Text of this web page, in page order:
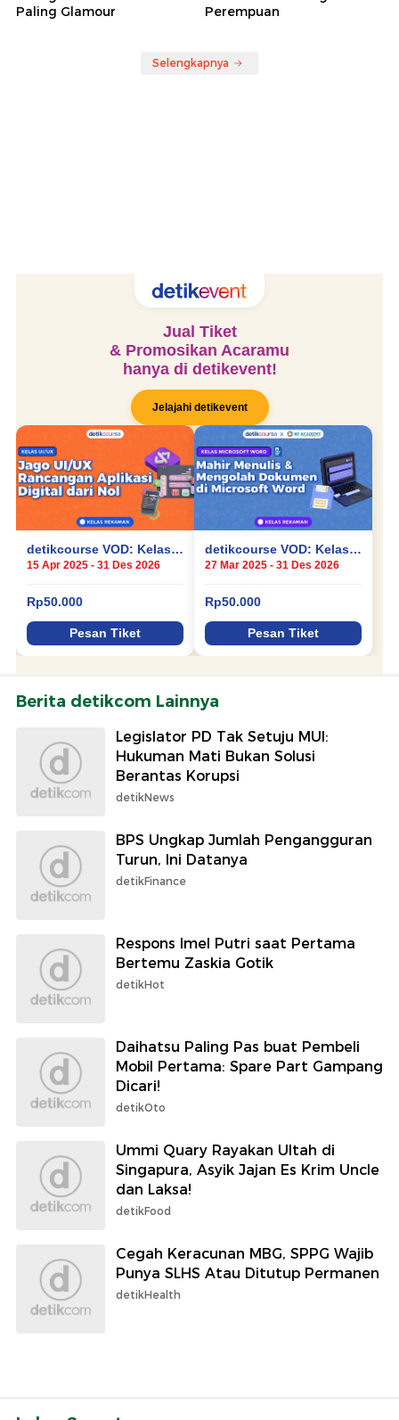
Paling Glamour
Perempuan
Selengkapnya
Berita detikcom Lainnya
Legislator PD Tak Setuju MUI:
Hukuman Mati Bukan Solusi
Berantas Korupsi
detikNews
BPS Ungkap Jumlah Pengangguran
Turun, Ini Datanya
detikFinance
Respons Imel Putri saat Pertama
Bertemu Zaskia Gotik
detikHot
Daihatsu Paling Pas buat Pembeli
Mobil Pertama: Spare Part Gampang
Dicari!
detikOto
Ummi Quary Rayakan Ultah di
Singapura, Asyik Jajan Es Krim Uncle
dan Laksa!
detikFood
Cegah Keracunan MBG, SPPG Wajib
Punya SLHS Atau Ditutup Permanen
detikHealth